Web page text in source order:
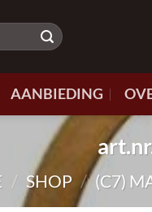
AANBIEDING
/ SHOP / (C7)